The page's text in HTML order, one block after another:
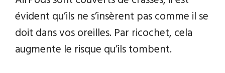
évident qu’ils ne s’insèrent pas comme il se
doit dans vos oreilles. Par ricochet, cela
augmente le risque qu’ils tombent.